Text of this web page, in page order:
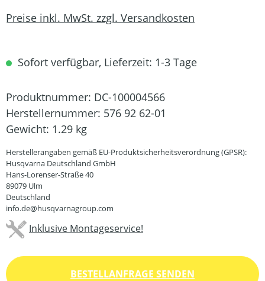
Preise inkl. MwSt. zzgl. Versandkosten
Sofort verfügbar, Lieferzeit: 1-3 Tage
Produktnummer: DC-100004566
Herstellernummer: 576 92 62-01
Gewicht: 1.29 kg
Herstellerangaben gemäß EU-Produktsicherheitsverordnung (GPSR):
Husqvarna Deutschland GmbH
Hans-Lorenser-Straße 40
89079 Ulm
Deutschland
info.de@husqvarnagroup.com
Inklusive Montageservice!
BESTELLANFRAGE SENDEN